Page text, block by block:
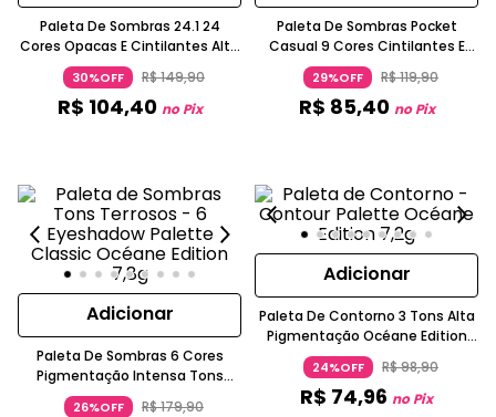
Paleta De Sombras 24.1 24
Cores Opacas E Cintilantes Alta
Pigmentação Azul Océane
30%OFF R$149,90
R$ 104,40 no Pix
Paleta De Sombras Pocket
Casual 9 Cores Cintilantes E
Mattes Azul Royal OCEANE
29%OFF R$119,90
R$ 85,40 no Pix
Adicionar
Paleta De Sombras 6 Cores
Pigmentação Intensa Tons
Terrosos Classic Edition OCEANE
26%OFF R$179,90
Adicionar
Paleta De Contorno 3 Tons Alta
Pigmentação Océane Edition
OCEANE
24%OFF R$98,90
R$ 74,96 no Pix